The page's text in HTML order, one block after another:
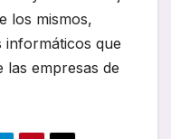
los mismos,
informáticos que
las empresas de